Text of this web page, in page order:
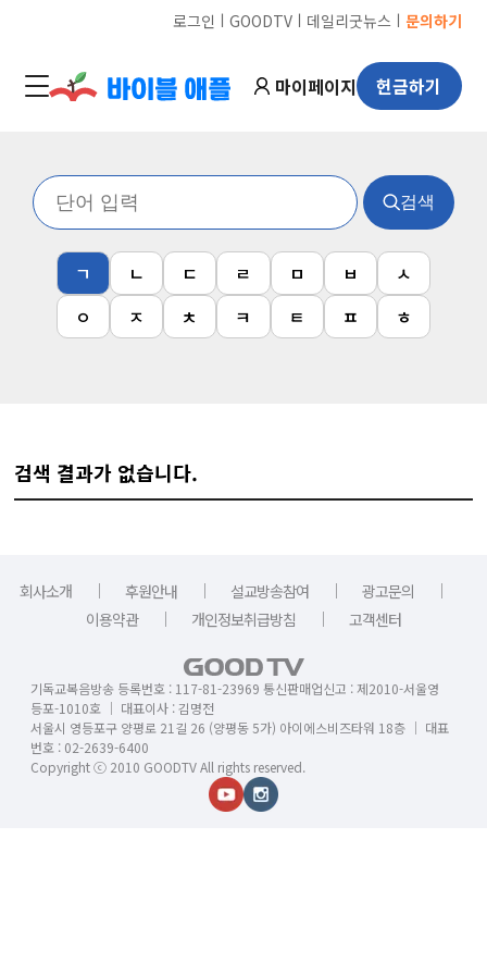
로그인 ㅣ GOODTVㅣ 데일리굿뉴스 ㅣ 문의하기
마이페이지 헌금하기
검색
ㄱ ㄴ ㄷ ㄹ ㅁ ㅂ
ㅅ
ㅇ
ㅈ ㅊ ㅋ ㅌ ㅍ ㅎ
검색 결과가 없습니다.
회사소개 ｜ 후원안내 ｜ 설교방송참여 ｜ 광고문의
｜
이용약관
｜ 개인정보취급방침 ｜ 고객센터
기독교복음방송 등록번호 : 117-81-23969 통신판매업신고 : 제2010-서울영
등포-1010호 │ 대표이사 : 김명전
서울시 영등포구 양평로 21길 26 (양평동 5가) 아이에스비즈타워 18층 │ 대표
번호 : 02-2639-6400
Copyright ⓒ 2010 GOODTV All rights reserved.